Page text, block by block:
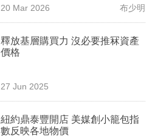
20 Mar 2026 布少明
釋放基層購買力 沒必要推冧資產
價格
27 Jun 2025
紐約鼎泰豐開店 美媒創小籠包指
數反映各地物價